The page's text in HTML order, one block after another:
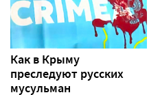
Как в Крыму
преследуют русских
мусульман